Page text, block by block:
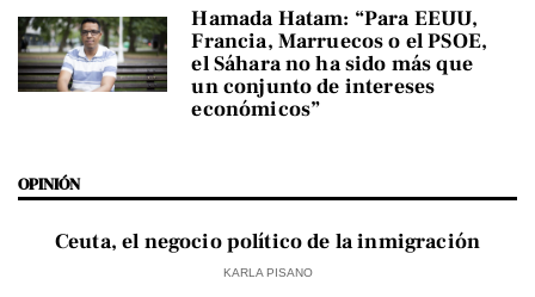
Hamada Hatam: “Para EEUU,
Francia, Marruecos o el PSOE,
el Sáhara no ha sido más que
un conjunto de intereses
económicos”
OPINIÓN
Ceuta, el negocio político de la inmigración
KARLA PISANO